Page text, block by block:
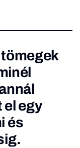
egy
és